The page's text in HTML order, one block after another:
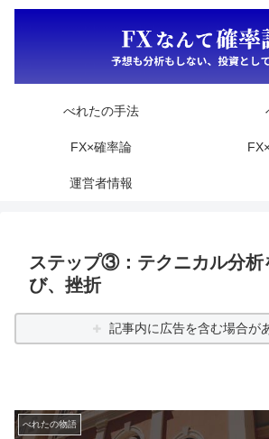
べれたの手法
FX×確率論
運営者情報
ステップ③：テクニカル分析
び、挫折
記事内に広告を含む場合が
べれたの物語